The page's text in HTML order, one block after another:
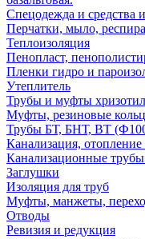
Спецодежда и средства
Перчатки, мыло,
Теплоизоляция
Пенопласт,
Пленки гидро и
Утеплитель
Трубы и муфты
Муфты, резиновые
Трубы БТ, БНТ, ВТ
Канализация,
Канализационные
Заглушки
Изоляция для труб
Муфты, манжеты,
Отводы
Ревизия и редукция